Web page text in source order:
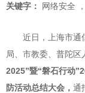
关键字：
网络安全 ，
近日，上海市通
局、市教委、普陀
2025”暨“磐石行动
防活动总结大会， 通